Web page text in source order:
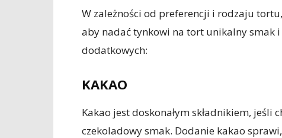
W zależności od preferencji i rodzaju
aby nadać tynkowi na tort unikalny smak
dodatkowych:
KAKAO
Kakao jest doskonałym składnikiem,
czekoladowy smak. Dodanie kakao